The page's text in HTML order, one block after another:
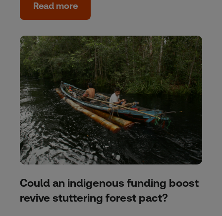
Read more
Could an indigenous funding boost
revive stuttering forest pact?